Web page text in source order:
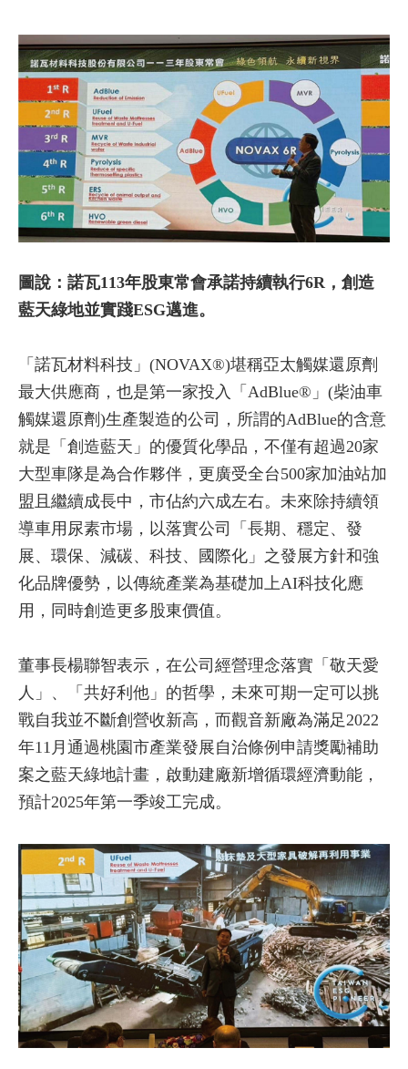
圖說：諾瓦113年股東常會承諾持續執行6R，創造
藍天綠地並實踐ESG邁進。
「諾瓦材料科技」(NOVAX®)堪稱亞太觸媒還原劑
最大供應商，也是第一家投入「AdBlue®」(柴油車
觸媒還原劑)生產製造的公司，所謂的AdBlue的含意
就是「創造藍天」的優質化學品，不僅有超過20家
大型車隊是為合作夥伴，更廣受全台500家加油站加
盟且繼續成長中，市佔約六成左右。未來除持續領
導車用尿素市場，以落實公司「長期、穩定、發
展、環保、減碳、科技、國際化」之發展方針和強
化品牌優勢，以傳統產業為基礎加上AI科技化應
用，同時創造更多股東價值。
董事長楊聯智表示，在公司經營理念落實「敬天愛
人」、「共好利他」的哲學，未來可期一定可以挑
戰自我並不斷創營收新高，而觀音新廠為滿足2022
年11月通過桃園市產業發展自治條例申請獎勵補助
案之藍天綠地計畫，啟動建廠新增循環經濟動能，
預計2025年第一季竣工完成。